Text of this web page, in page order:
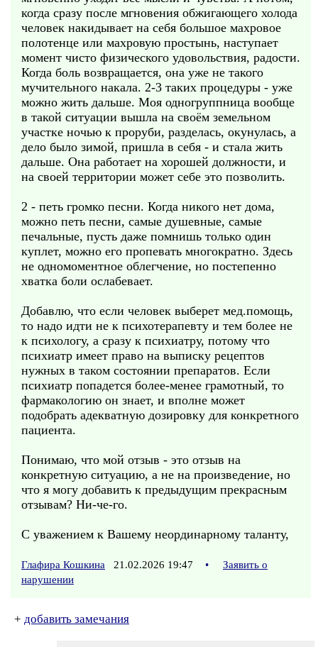
когда сразу после мгновения обжигающего холода
человек накидывает на себя большое махровое
полотенце или махровую простынь, наступает
момент чисто физического удовольствия, радости.
Когда боль возвращается, она уже не такого
мучительного накала. 2-3 таких процедуры - уже
можно жить дальше. Моя одногруппница вообще
в такой ситуации вышла на своём земельном
участке ночью к проруби, разделась, окунулась, а
дело было зимой, пришла в себя - и стала жить
дальше. Она работает на хорошей должности, и
на своей территории может себе это позволить.
2 - петь громко песни. Когда никого нет дома,
можно петь песни, самые душевные, самые
печальные, пусть даже помнишь только один
куплет, можно его пропевать многократно. Здесь
не одномоментное облегчение, но постепенно
хватка боли ослабевает.
Добавлю, что если человек выберет мед.помощь,
то надо идти не к психотерапевту и тем более не
к психологу, а сразу к психиатру, потому что
психиатр имеет право на выписку рецептов
нужных в таком состоянии препаратов. Если
психиатр попадется более-менее грамотный, то
фармакологию он знает, и вполне может
подобрать адекватную дозировку для конкретного
пациента.
Понимаю, что мой отзыв - это отзыв на
конкретную ситуацию, а не на произведение, но
что я могу добавить к предыдущим прекрасным
отзывам? Ни-че-го.
С уважением к Вашему неординарному таланту,
Глафира Кошкина 21.02.2026 19:47 •
Заявить о
нарушении
+ добавить замечания